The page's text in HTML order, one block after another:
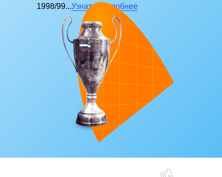
Глава 9.
1998/99...Узнать подробнее